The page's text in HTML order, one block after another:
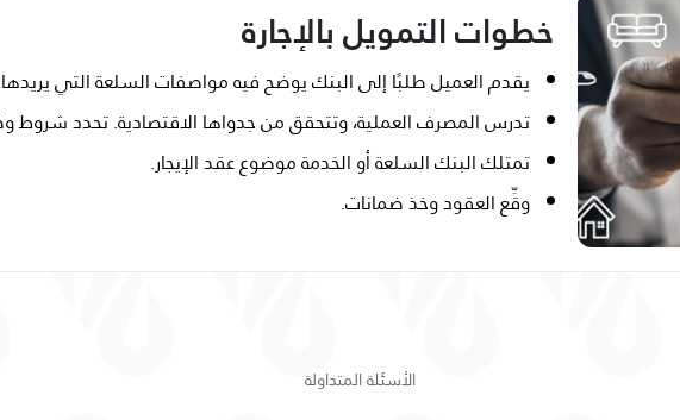
خطوات التمويل بالإجارة
يقدم العميل طلبًا إلى البنك يوضح فيه مواصفات السلعة التي
تدرس المصرف العملية، وتتحقق من جدواها الاقتصادية. تحدد شروط
تمتلك البنك السلعة أو الخدمة موضوع عقد الإيجار.
وقِّع العقود وخذ ضمانات.
الأسئلة المتداولة